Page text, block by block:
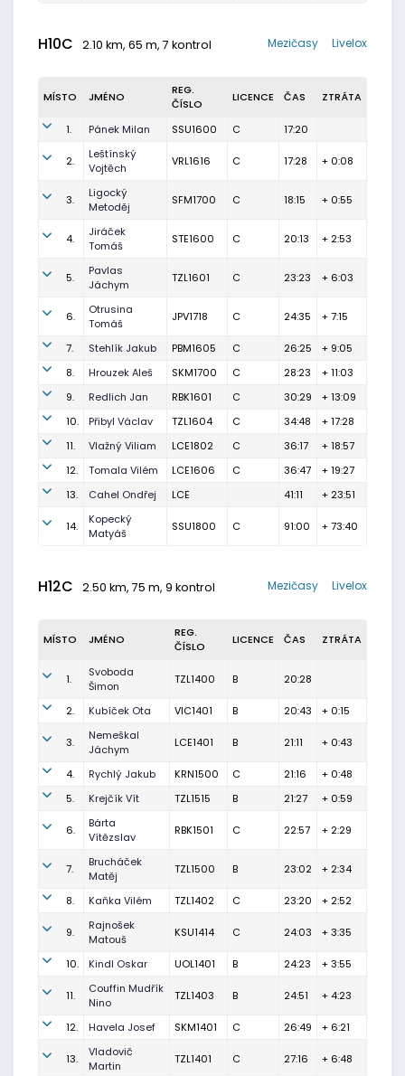
H10C 2.10 km, 65 m, 7 kontrol Livelox
Mezičasy
MÍSTO JMÉNO
REG.
ČÍSLO
LICENCE ČAS ZTRÁTA
1. Pánek Milan SSU1600 C 17:20
2.
Leštínský
Vojtěch
VRL1616 C 17:28 + 0:08
3.
Ligocký
Metoděj
SFM1700 C 18:15 + 0:55
4.
Jiráček
Tomáš
STE1600 C 20:13 + 2:53
5.
Pavlas
Jáchym
TZL1601 C 23:23 + 6:03
6.
Otrusina
Tomáš
JPV1718 C 24:35 + 7:15
7. Stehlík Jakub PBM1605 C 26:25
+ 9:05
8.
Hrouzek Aleš SKM1700 C 28:23
+ 11:03
9.
Redlich Jan RBK1601 C 30:29
+ 13:09
10.
Přibyl Václav TZL1604 C 34:48
+ 17:28
11.
Vlažný Viliam LCE1802 C 36:17
+ 18:57
12.
Tomala Vilém LCE1606 C 36:47
+ 19:27
13.
Cahel Ondřej LCE 41:11 + 23:51
14.
Kopecký
Matyáš
SSU1800 C 91:00 + 73:40
H12C 2.50 km, 75 m, 9 kontrol Livelox
Mezičasy
MÍSTO JMÉNO
REG.
ČÍSLO
LICENCE ČAS ZTRÁTA
1.
Svoboda
Šimon
TZL1400 B 20:28
2. Kubíček Ota VIC1401 B 20:43 + 0:15
3.
Nemeškal
Jáchym
LCE1401 B 21:11 + 0:43
4. Rychlý Jakub KRN1500 C 21:16
+ 0:48
5.
Krejčík Vít TZL1515 B 21:27 + 0:59
6.
Bárta
Vítězslav
RBK1501 C 22:57 + 2:29
7.
Brucháček
Matěj
TZL1500 B 23:02 + 2:34
8. Kaňka Vilém TZL1402 C 23:20 + 2:52
9.
Rajnošek
Matouš
KSU1414 C 24:03 + 3:35
10. Kindl Oskar UOL1401 B 24:23 + 3:55
11.
Couffin Mudřík
Nino
TZL1403 B 24:51 + 4:23
12. Havela Josef SKM1401 C 26:49 + 6:21
13.
Vladovič
Martin
TZL1401 C 27:16 + 6:48